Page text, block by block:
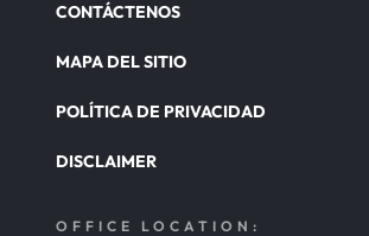
CONTÁCTENOS
MAPA DEL SITIO
POLÍTICA DE PRIVACIDAD
DISCLAIMER
OFFICE LOCATION: